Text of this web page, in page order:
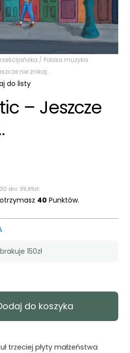
/ Polska muzyka
nie znikaj..
do listy
– Jeszcze
dni: 39,99zł.
40 Punktów.
150zł
do koszyka
trzeciej płyty małżeństwa